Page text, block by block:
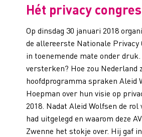
Hét privacy
Op dinsdag 30 januari 2018
de allereerste Nationale
in toenemende mate onder
versterken? Hoe zou
hoofdprogramma spraken Aleid
Hoepman over hun visie op
2018. Nadat Aleid Wolfsen de
had uitgelegd en waarom deze
Zwenne het stokje over. Hij gaf